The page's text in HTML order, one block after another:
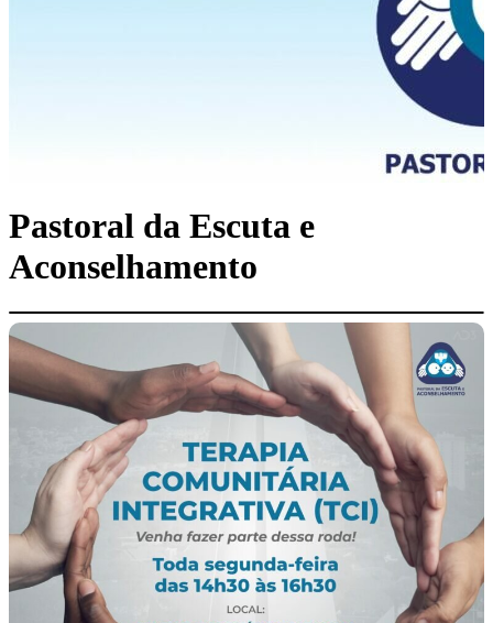
Pastoral da Escuta e
Aconselhamento